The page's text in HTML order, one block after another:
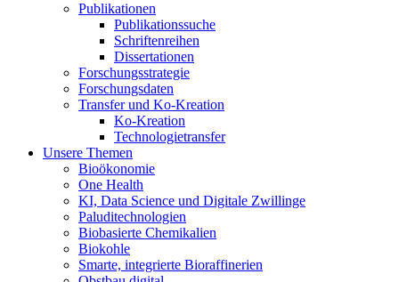
Publikationen
Publikationssuche
Schriftenreihen
Dissertationen
Forschungsstrategie
Forschungsdaten
Transfer und Ko-Kreation
Ko-Kreation
Technologietransfer
Unsere Themen
Bioökonomie
One Health
KI, Data Science und Digitale Zwillinge
Paluditechnologien
Biobasierte Chemikalien
Biokohle
Smarte, integrierte Bioraffinerien